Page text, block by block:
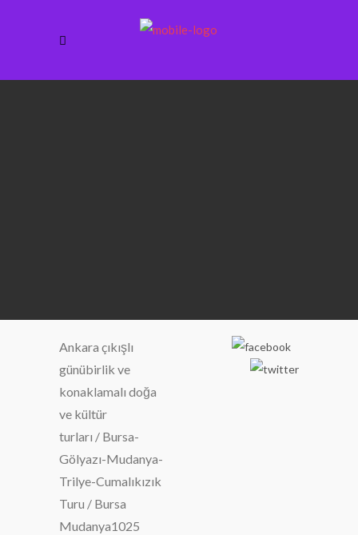
Ankara çıkışlı
günübirlik ve
konaklamalı doğa
ve kültür
turları / Bursa-
Gölyazı-Mudanya-
Trilye-Cumalıkızık
Turu / Bursa
Mudanya1025